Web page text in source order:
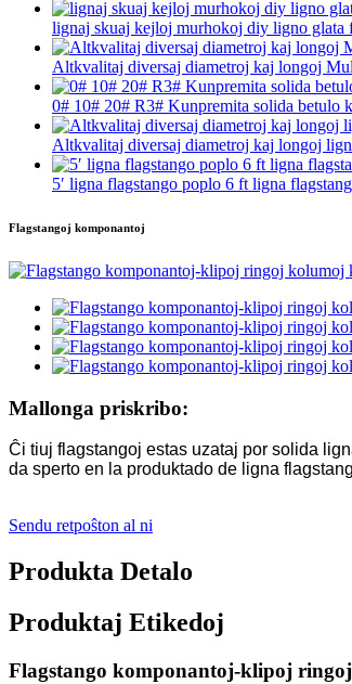
lignaj skuaj kejloj murhokoj diy ligno glata
Altkvalitaj diversaj diametroj kaj longoj
0# 10# 20# R3# Kunpremita solida betulo
Altkvalitaj diversaj diametroj kaj longoj
5′ ligna flagstango poplo 6 ft ligna
Flagstangoj komponantoj
Mallonga priskribo:
Ĉi tiuj flagstangoj estas uzataj por solida
da sperto en la produktado de ligna
Sendu retpoŝton al ni
Produkta Detalo
Produktaj Etikedoj
Flagstango komponantoj-klipoj